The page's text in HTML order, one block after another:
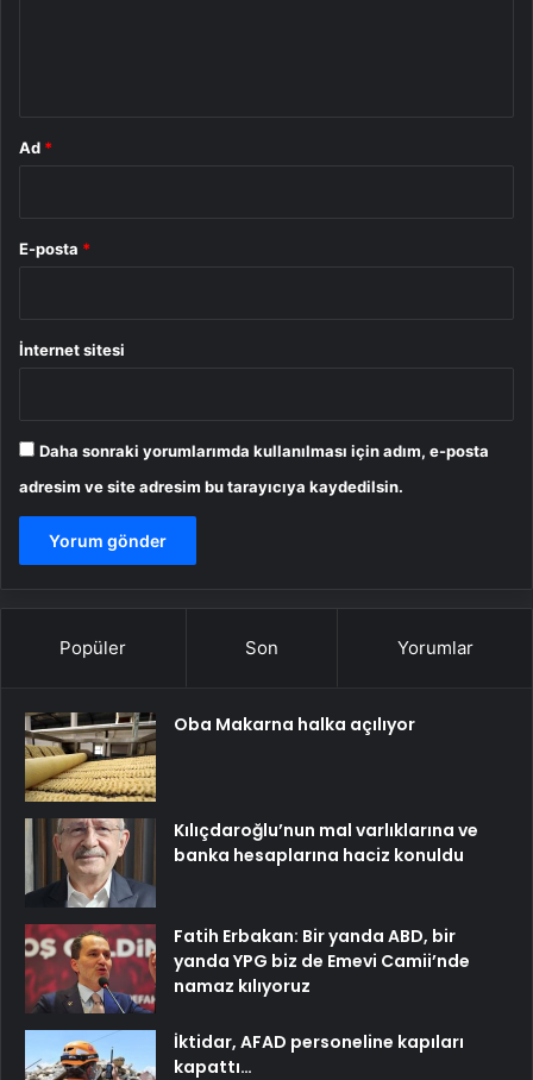
Ad *
E-posta *
İnternet sitesi
Daha sonraki yorumlarımda kullanılması için adım, e-posta
adresim ve site adresim bu tarayıcıya kaydedilsin.
Popüler Son Yorumlar
Oba Makarna halka açılıyor
Kılıçdaroğlu’nun mal varlıklarına ve
banka hesaplarına haciz konuldu
Fatih Erbakan: Bir yanda ABD, bir
yanda YPG biz de Emevi Camii’nde
namaz kılıyoruz
İktidar, AFAD personeline kapıları
kapattı…